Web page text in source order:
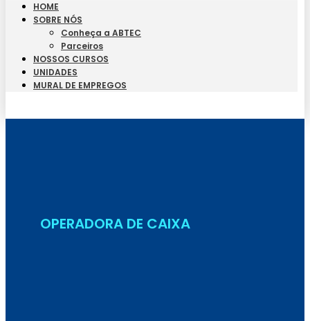
HOME
SOBRE NÓS
Conheça a ABTEC
Parceiros
NOSSOS CURSOS
UNIDADES
MURAL DE EMPREGOS
OPERADORA DE CAIXA